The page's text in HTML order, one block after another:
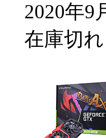
2020年9
在庫切れ